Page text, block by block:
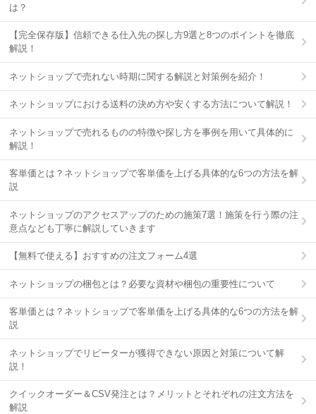
は？
【完全保存版】信頼できる仕入先の探し方9選と8つのポイントを徹底
解説！
ネットショップで売れない時期に関する解説と対策例を紹介！
ネットショップにおける送料の決め方や安くする方法について解説！
ネットショップで売れるものの特徴や探し方を事例を用いて具体的に
解説！
客単価とは？ネットショップで客単価を上げる具体的な6つの方法を解
説
ネットショップのアクセスアップのための施策7選！施策を行う際の注
意点なども丁寧に解説していきます
【無料で使える】おすすめの注文フォーム4選
ネットショップの梱包とは？必要な資材や梱包の重要性について
客単価とは？ネットショップで客単価を上げる具体的な6つの方法を解
説
ネットショップでリピーターが獲得できない原因と対策について解
説！
クイックオーダー＆CSV発注とは？メリットとそれぞれの注文方法を
解説